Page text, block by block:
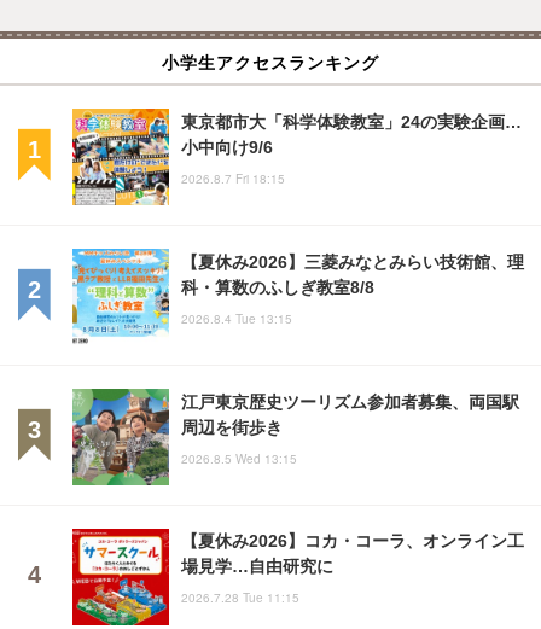
小学生アクセスランキング
東京都市大「科学体験教室」24の実験企画…
小中向け9/6
2026.8.7 Fri 18:15
【夏休み2026】三菱みなとみらい技術館、理
科・算数のふしぎ教室8/8
2026.8.4 Tue 13:15
江戸東京歴史ツーリズム参加者募集、両国駅
周辺を街歩き
2026.8.5 Wed 13:15
【夏休み2026】コカ・コーラ、オンライン工
場見学…自由研究に
2026.7.28 Tue 11:15